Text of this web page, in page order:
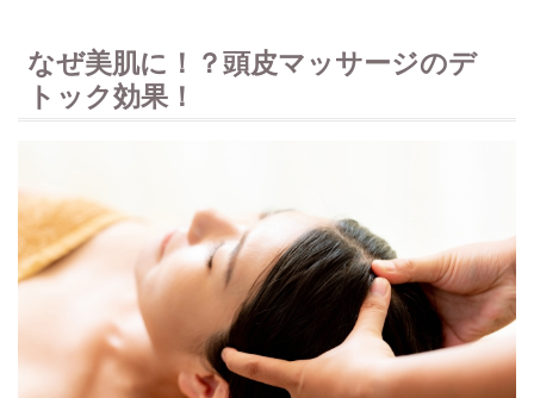
なぜ美肌に！？頭皮マッサージのデ
トック効果！